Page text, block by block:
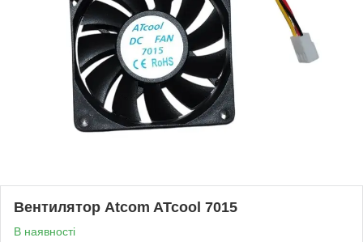
Вентилятор Atcom ATcool 7015
В наявності